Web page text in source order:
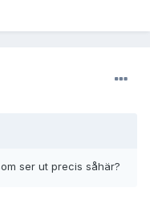
ser ut precis såhär?